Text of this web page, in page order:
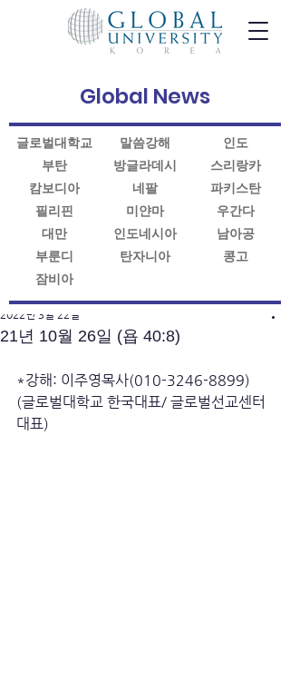
21년 10월 26일 (욥 40:8)
2022년 3월 22일
*강해: 이주영목사(010-3246-8899)
(글로벌대학교 한국대표/ 글로벌선교센터
대표)
Global News
글로벌대학교 말씀강해
인도
부탄
방글라데시
스리랑카
캄보디아
네팔
파키스탄
필리핀
미얀마
우간다
대만
인도네시아
남아공
부룬디
탄자니아
콩고
잠비아